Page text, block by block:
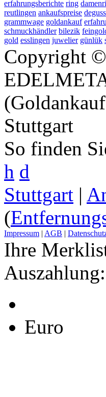
erfahrungsberichte ring
reutlingen ankaufspreise
grammwage goldankauf
schmuckhändler bilezik
gold esslingen juwelier günlük
Copyright
Stuttgart
So finden
h d
Stuttgart |
(
Impressum | AGB |
Ihre
Auszahlung:
Euro